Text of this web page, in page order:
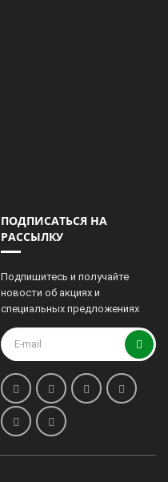
ПОДПИСАТЬСЯ НА
РАССЫЛКУ
Подпишитесь и получайте
новости об акциях и
специальных предложениях